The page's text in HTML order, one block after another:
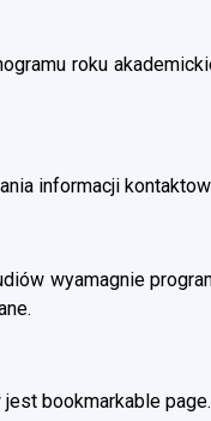
roku
informacji
wyamagnie
bookmarkable page.